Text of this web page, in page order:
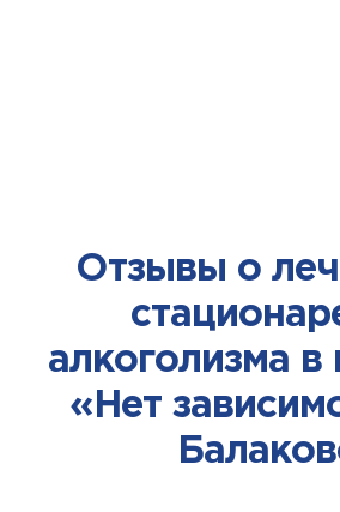
Отзывы о
алкоголизма в
«Нет